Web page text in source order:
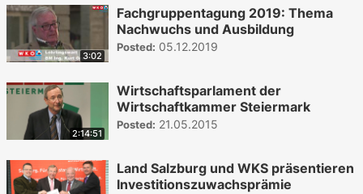
3:02
Fachgruppentagung 2019: Thema
Nachwuchs und Ausbildung
Posted: 05.12.2019
2:14:51
Wirtschaftsparlament der
Wirtschaftkammer Steiermark
Posted: 21.05.2015
Land Salzburg und WKS präsentieren
Investitionszuwachsprämie